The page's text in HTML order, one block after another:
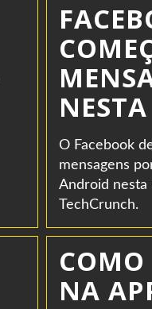
O Facebook
mensagens
Android nesta
TechCrunch.
NA